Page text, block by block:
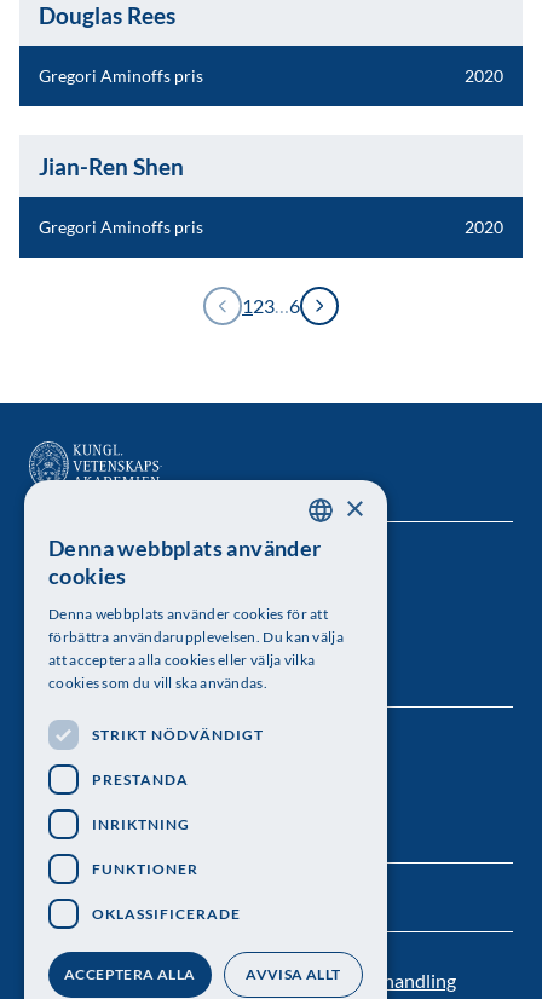
Douglas Rees
Gregori Aminoffs pris 2020
Jian-Ren Shen
Gregori Aminoffs pris 2020
123…6
Kungl. Vetenskapsakademien
Besöksadress: Lilla Frescativägen 4A
Telefon: 08-673 95 00
Kontakt Nyhetsbrev Personuppgiftsbehandling
Följ oss
SWEDISH
×
Denna webbplats använder
cookies
Denna webbplats använder cookies för att
förbättra användarupplevelsen. Du kan välja
att acceptera alla cookies eller välja vilka
cookies som du vill ska användas.
STRIKT NÖDVÄNDIGT
PRESTANDA
INRIKTNING
FUNKTIONER
OKLASSIFICERADE
ACCEPTERA ALLA AVVISA ALLT